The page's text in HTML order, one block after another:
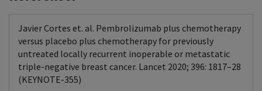
Javier Cortes et. al. Pembrolizumab plus chemotherapy
versus placebo plus chemotherapy for previously
untreated locally recurrent inoperable or metastatic
triple-negative breast cancer. Lancet 2020; 396: 1817–28
(KEYNOTE-355)